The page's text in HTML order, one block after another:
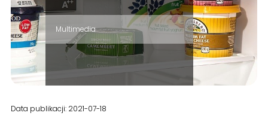
Multimedia
Data publikacji: 2021-07-18